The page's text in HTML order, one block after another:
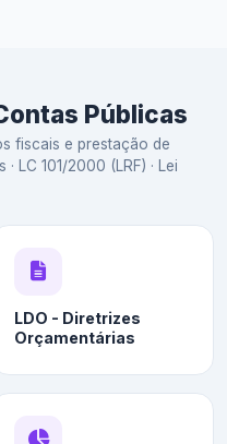
Públicas
fiscais e prestação de
LC 101/2000 (LRF) · Lei
LDO - Diretrizes
Orçamentárias